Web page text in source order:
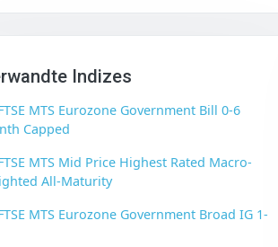
Indizes
MTS Eurozone Government Bill 0-6
Capped
MTS Mid Price Highest Rated Macro-
All-Maturity
MTS Eurozone Government Broad IG 1-